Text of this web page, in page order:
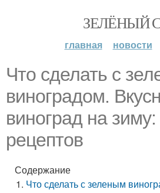
ЗЕЛЁНЫЙ
главная новости
Что сделать с
виноградом.
виноград на
рецептов
Содержание
Что сделать с зеленым